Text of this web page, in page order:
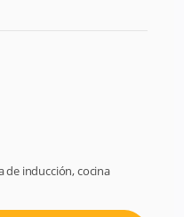
de inducción, cocina